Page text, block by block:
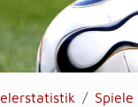
Spiele